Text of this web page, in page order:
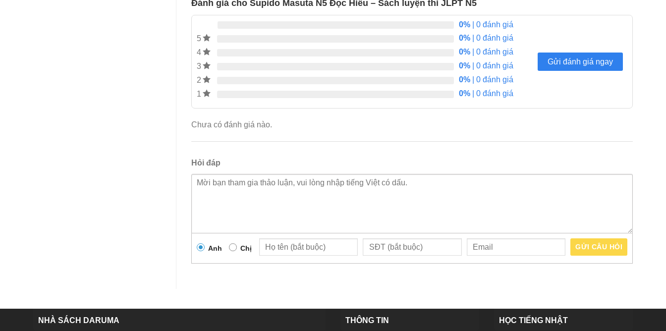
Đánh giá cho Supido Masuta N5 Đọc Hiểu – Sách luyện thi JLPT N5
0% | 0 đánh giá
5
0% | 0 đánh giá
4
0% | 0 đánh giá
3
0% | 0 đánh giá
2
0% | 0 đánh giá
1
0% | 0 đánh giá
Gửi đánh giá ngay
Chưa có đánh giá nào.
Hỏi đáp
Anh Chị GỬI CÂU HỎI
NHÀ SÁCH DARUMA THÔNG TIN HỌC TIẾNG NHẬT